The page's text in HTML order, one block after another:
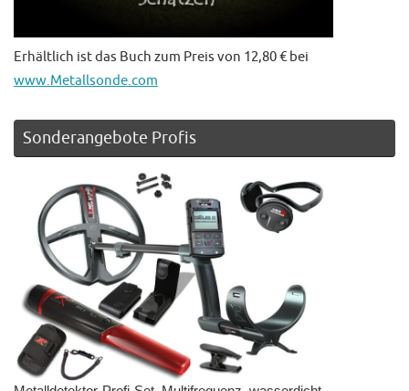
Erhältlich ist das Buch zum Preis von 12,80 € bei
www.Metallsonde.com
Sonderangebote Profis